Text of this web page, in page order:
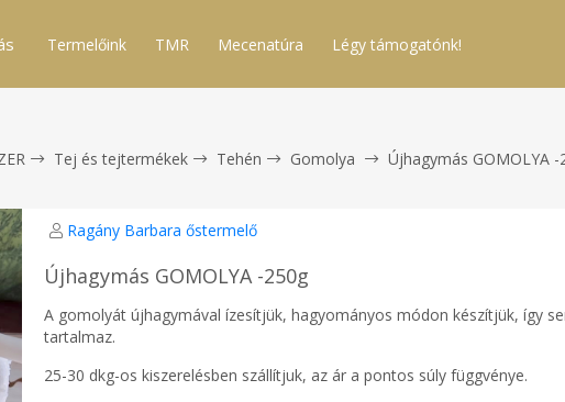
Termelőink TMR Mecenatúra Légy támogatónk!
Tej és tejtermékek Tehén Gomolya Újhagymás GOMOLYA -
Ragány Barbara őstermelő
Újhagymás GOMOLYA -250g
A gomolyát újhagymával ízesítjük, hagyományos módon készítjük, így
tartalmaz.
25-30 dkg-os kiszerelésben szállítjuk, az ár a pontos súly függvénye.